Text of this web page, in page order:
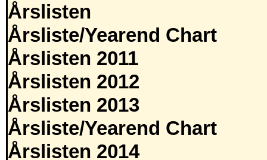
Årslisten
Årsliste/Yearend Chart
Årslisten 2011
Årslisten 2012
Årslisten 2013
Årsliste/Yearend Chart
Årslisten 2014